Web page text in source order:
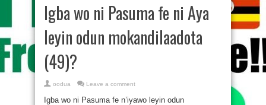
Igba wo ni Pasuma fe ni Aya
leyin odun mokandilaadota
(49)?
oodua Leave a comment
Igba wo ni Pasuma fe n’iyawo leyin odun